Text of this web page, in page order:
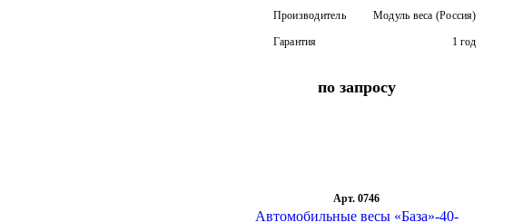
Производитель Модуль веса (Россия)
Гарантия 1 год
по запросу
Арт. 0746
Автомобильные весы «База»-40-